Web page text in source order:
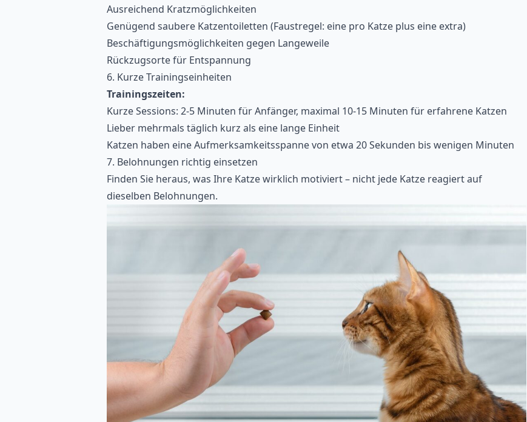
Ausreichend Kratzmöglichkeiten
Genügend saubere Katzentoiletten (Faustregel: eine pro Katze plus eine extra)
Beschäftigungsmöglichkeiten gegen Langeweile
Rückzugsorte für Entspannung
6. Kurze Trainingseinheiten
Trainingszeiten:
Kurze Sessions: 2-5 Minuten für Anfänger, maximal 10-15 Minuten für erfahrene Katzen
Lieber mehrmals täglich kurz als eine lange Einheit
Katzen haben eine Aufmerksamkeitsspanne von etwa 20 Sekunden bis wenigen Minuten
7. Belohnungen richtig einsetzen
Finden Sie heraus, was Ihre Katze wirklich motiviert – nicht jede Katze reagiert auf
dieselben Belohnungen.